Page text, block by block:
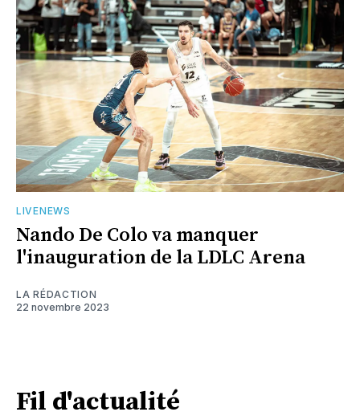
LIVENEWS
Nando De Colo va manquer
l'inauguration de la LDLC Arena
LA RÉDACTION
22 novembre 2023
Fil d'actualité